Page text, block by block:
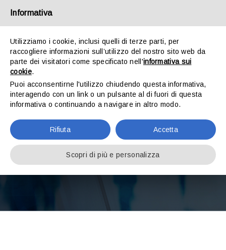
Salta
Chi Siamo
Prodotti
Noleggio strumentale
Lavori
Deposito
Informativa
Utilizziamo i cookie, inclusi quelli di terze parti, per
raccogliere informazioni sull’utilizzo del nostro sito web da
parte dei visitatori come specificato nell'informativa sui
cookie.
Puoi acconsentirne l'utilizzo chiudendo questa informativa,
interagendo con un link o un pulsante al di fuori di questa
informativa o continuando a navigare in altro modo.
Rifiuta Accetta
Scopri di più e personalizza